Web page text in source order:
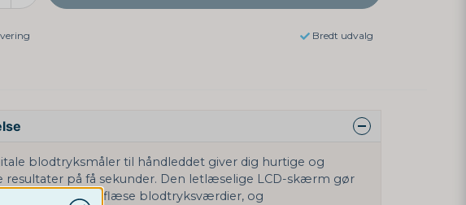
Bredt udvalg
blodtryksmåler til håndleddet giver dig hurtige og
resultater på få sekunder. Den letlæselige LCD-skærm gør
for alle aldre at aflæse blodtryksværdier, og